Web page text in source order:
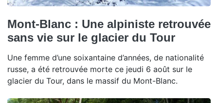
Mont-Blanc : Une alpiniste retrouvée
sans vie sur le glacier du Tour
Une femme d’une soixantaine d’années, de nationalité
russe, a été retrouvée morte ce jeudi 6 août sur le
glacier du Tour, dans le massif du Mont-Blanc.